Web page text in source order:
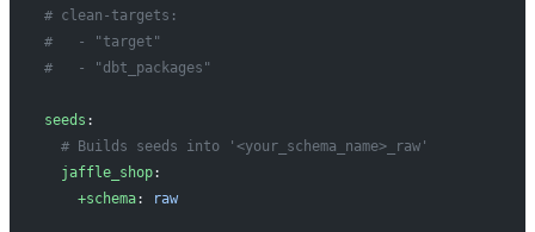
# clean-targets:
#   - "target"
#   - "dbt_packages"
seeds :
  # Builds seeds into '<your_schema_name>_raw'
  jaffle_shop
:
    +schema
: raw